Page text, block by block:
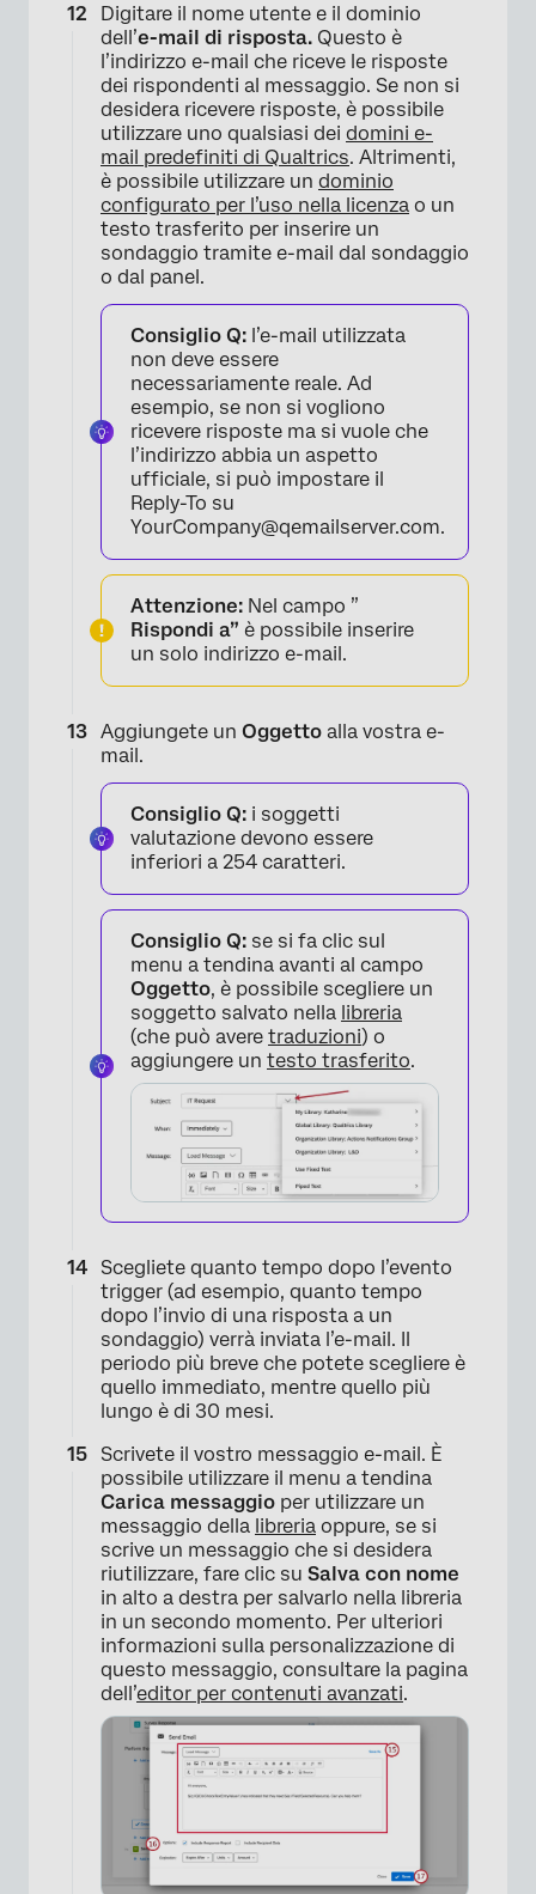
Digitare il nome utente e il dominio
dell’e-mail di risposta. Questo è
l’indirizzo e-mail che riceve le risposte
dei rispondenti al messaggio. Se non si
desidera ricevere risposte, è possibile
utilizzare uno qualsiasi dei domini e-
mail predefiniti di Qualtrics. Altrimenti,
è possibile utilizzare un dominio
configurato per l’uso nella licenza o un
testo trasferito per inserire un
sondaggio tramite e-mail dal sondaggio
o dal panel.
Consiglio Q: l’e-mail utilizzata
non deve essere
necessariamente reale. Ad
esempio, se non si vogliono
ricevere risposte ma si vuole che
l’indirizzo abbia un aspetto
ufficiale, si può impostare il
Reply-To su
YourCompany@qemailserver.com.
Attenzione: Nel campo ”
Rispondi a” è possibile inserire
un solo indirizzo e-mail.
Aggiungete un Oggetto alla vostra e-
mail.
Consiglio Q: i soggetti
valutazione devono essere
inferiori a 254 caratteri.
Consiglio Q: se si fa clic sul
menu a tendina avanti al campo
Oggetto, è possibile scegliere un
soggetto salvato nella libreria
(che può avere traduzioni) o
aggiungere un testo trasferito.
Scegliete quanto tempo dopo l’evento
trigger (ad esempio, quanto tempo
dopo l’invio di una risposta a un
sondaggio) verrà inviata l’e-mail. Il
periodo più breve che potete scegliere è
quello immediato, mentre quello più
lungo è di 30 mesi.
Scrivete il vostro messaggio e-mail. È
possibile utilizzare il menu a tendina
Carica messaggio per utilizzare un
messaggio della libreria oppure, se si
scrive un messaggio che si desidera
riutilizzare, fare clic su Salva con nome
in alto a destra per salvarlo nella libreria
in un secondo momento. Per ulteriori
informazioni sulla personalizzazione di
questo messaggio, consultare la pagina
dell’editor per contenuti avanzati.